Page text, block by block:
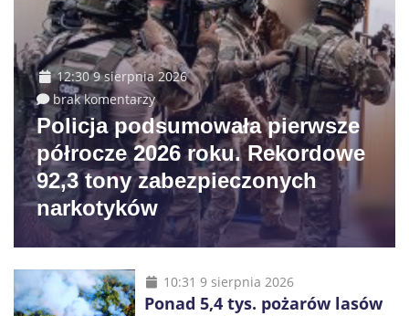
12:30 9 sierpnia 2026
brak komentarzy
Policja podsumowała pierwsze
półrocze 2026 roku. Rekordowe
92,3 tony zabezpieczonych
narkotyków
10:31 9 sierpnia 2026
Ponad 5,4 tys. pożarów lasów